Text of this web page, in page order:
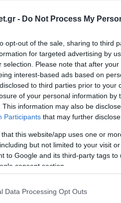
- Do Not Process My
opt-out of the sale, sharing to third
for targeted advertising by
selection. Please note that after
interest-based ads based on
to third parties prior to
of your personal information by
This information may also be
Participants that may further
that this website/app uses one or
but not limited to your visit
to Google and its third-party tags
consent section.
Data Processing Opt Outs
οδηγήθηκαν στα
και αντιμετωπίζουν,
και συμμετοχή σε
κατ’ επάγγελμα,
κατοχή και
η ομάδα φέρεται
δέκα ληστείες
Νέα Χαλκηδόνα, Νέα
και της
ενώ ως υπαρχηγός